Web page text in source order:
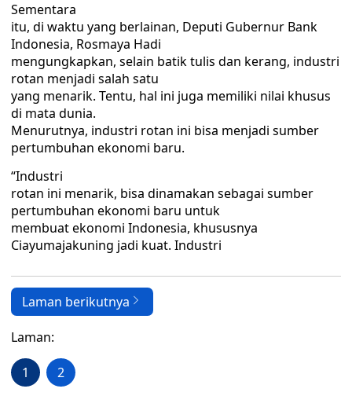
Sementara
itu, di waktu yang berlainan, Deputi Gubernur Bank
Indonesia, Rosmaya Hadi
mengungkapkan, selain batik tulis dan kerang, industri
rotan menjadi salah satu
yang menarik. Tentu, hal ini juga memiliki nilai khusus
di mata dunia.
Menurutnya, industri rotan ini bisa menjadi sumber
pertumbuhan ekonomi baru.
“Industri
rotan ini menarik, bisa dinamakan sebagai sumber
pertumbuhan ekonomi baru untuk
membuat ekonomi Indonesia, khususnya
Ciayumajakuning jadi kuat. Industri
Laman berikutnya
Laman:
1 2